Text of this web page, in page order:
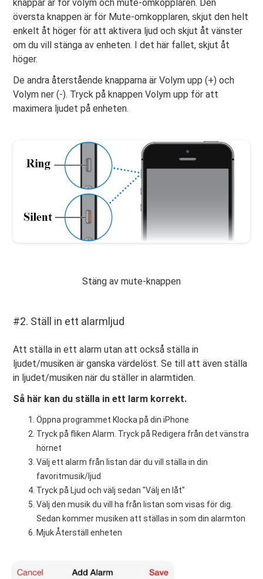
knappar är för volym och mute-omkopplaren. Den
översta knappen är för Mute-omkopplaren, skjut den helt
enkelt åt höger för att aktivera ljud och skjut åt vänster
om du vill stänga av enheten. I det här fallet, skjut åt
höger.
De andra återstående knapparna är Volym upp (+) och
Volym ner (-). Tryck på knappen Volym upp för att
maximera ljudet på enheten.
Stäng av mute-knappen
#2. Ställ in ett alarmljud
Att ställa in ett alarm utan att också ställa in
ljudet/musiken är ganska värdelöst. Se till att även ställa
in ljudet/musiken när du ställer in alarmtiden.
Så här kan du ställa in ett larm korrekt.
Öppna programmet Klocka på din iPhone
Tryck på fliken Alarm. Tryck på Redigera från det vänstra
hörnet
Välj ett alarm från listan där du vill ställa in din
favoritmusik/ljud
Tryck på Ljud och välj sedan "Välj en låt"
Välj den musik du vill ha från listan som visas för dig.
Sedan kommer musiken att ställas in som din alarmton
Mjuk Återställ enheten